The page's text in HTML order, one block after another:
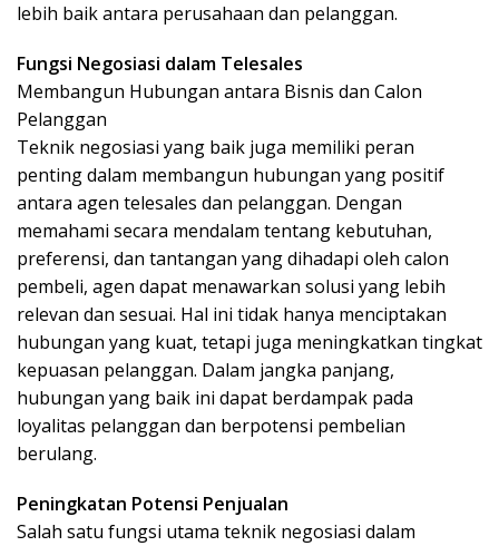
lebih baik antara perusahaan dan pelanggan.
Fungsi Negosiasi dalam Telesales
Membangun Hubungan antara Bisnis dan Calon
Pelanggan
Teknik negosiasi yang baik juga memiliki peran
penting dalam membangun hubungan yang positif
antara agen telesales dan pelanggan. Dengan
memahami secara mendalam tentang kebutuhan,
preferensi, dan tantangan yang dihadapi oleh calon
pembeli, agen dapat menawarkan solusi yang lebih
relevan dan sesuai. Hal ini tidak hanya menciptakan
hubungan yang kuat, tetapi juga meningkatkan tingkat
kepuasan pelanggan. Dalam jangka panjang,
hubungan yang baik ini dapat berdampak pada
loyalitas pelanggan dan berpotensi pembelian
berulang.
Peningkatan Potensi Penjualan
Salah satu fungsi utama teknik negosiasi dalam